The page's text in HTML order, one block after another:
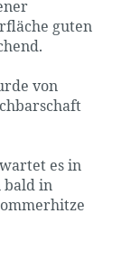
guten
von
es in
bald in